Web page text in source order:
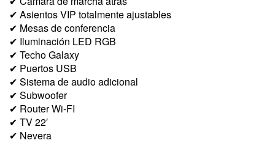
✔ Asientos VIP totalmente ajustables
✔ Mesas de conferencia
✔ Iluminación LED RGB
✔ Techo Galaxy
✔ Puertos USB
✔ Sistema de audio adicional
✔ Subwoofer
✔ Router Wi-FI
✔ TV 22′
✔ Nevera